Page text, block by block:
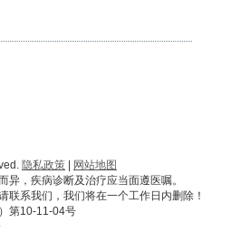
隐私政策
网站地图
，疾病诊断及治疗应当面遵医嘱。
系我们，我们将在一个工作日内删除！
第10-11-04号